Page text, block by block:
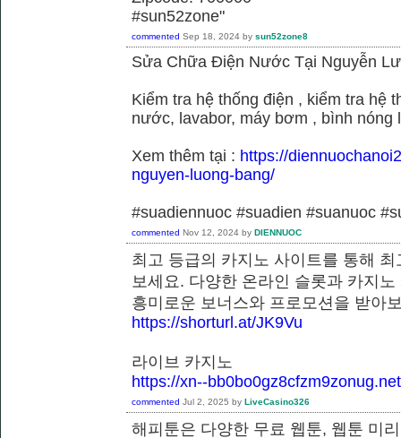
#sun52zone"
commented Sep 18, 2024 by sun52zone8
Sửa Chữa Điện Nước Tại Nguyễn
Kiểm tra hệ thống điện , kiểm tra hệ
nước, lavabor, máy bơm , bình nóng
Xem thêm tại : https://
nguyen-luong-bang/
#suadiennuoc #suadien #suanuoc
commented Nov 12, 2024 by DIENNUOC
최고 등급의 카지노 사이트를 통해
보세요. 다양한 온라인 슬롯과 카지
흥미로운 보너스와 프로모션을 받
https://shorturl.at/JK9Vu
라이브 카지노
https://xn--bb0bo0gz8cfzm9zonug.net
commented Jul 2, 2025 by LiveCasino326
해피툰은 다양한 무료 웹툰, 웹툰 미